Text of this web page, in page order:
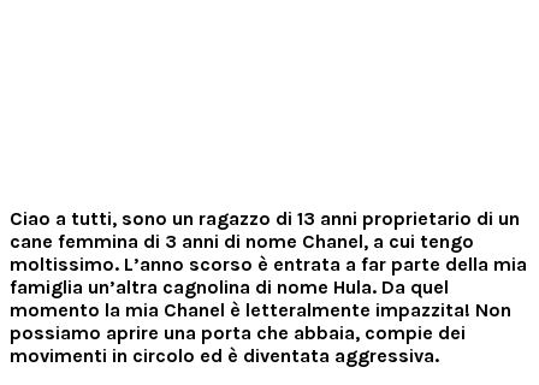
Ciao a tutti, sono un ragazzo di 13 anni proprietario di un
cane femmina di 3 anni di nome Chanel, a cui tengo
moltissimo. L’anno scorso è entrata a far parte della mia
famiglia un’altra cagnolina di nome Hula. Da quel
momento la mia Chanel è letteralmente impazzita! Non
possiamo aprire una porta che abbaia, compie dei
movimenti in circolo ed è diventata aggressiva.